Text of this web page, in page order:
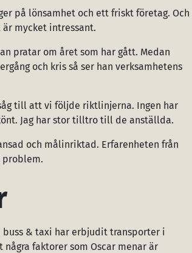
på lönsamhet och ett friskt företag. Och
mycket intressant.
pratar om året som har gått. Medan
och kris så ser han verksamhetens
till att vi följde riktlinjerna. Ingen har
Jag har stor tilltro till de anställda.
och målinriktad. Erfarenheten från
problem.
buss & taxi har erbjudit transporter i
faktorer som Oscar menar är